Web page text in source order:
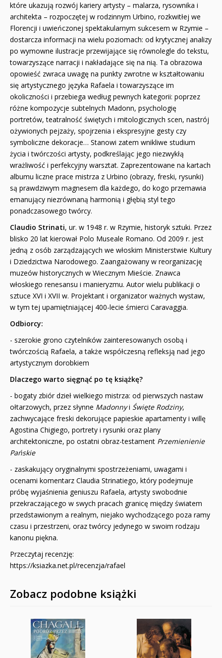
które ukazują rozwój kariery artysty – malarza, rysownika i
architekta – rozpoczętej w rodzinnym Urbino, rozkwitłej we
Florencji i uwieńczonej spektakularnym sukcesem w Rzymie –
dostarcza informacji na wielu poziomach: od krytycznej analizy
po wymowne ilustracje przewijające się równolegle do tekstu,
towarzyszące narracji i nakładające się na nią. Ta obrazowa
opowieść zwraca uwagę na punkty zwrotne w kształtowaniu
się artystycznego języka Rafaela i towarzyszące im
okoliczności i przebiega według pewnych kategorii: poprzez
różne kompozycje subtelnych Madonn, psychologię
portretów, teatralność świętych i mitologicznych scen, nastrój
ożywionych pejzaży, spojrzenia i ekspresyjne gesty czy
symboliczne dekoracje… Stanowi zatem wnikliwe studium
życia i twórczości artysty, podkreślając jego niezwykłą
wrażliwość i perfekcyjny warsztat. Zaprezentowane na kartach
albumu liczne prace mistrza z Urbino (obrazy, freski, rysunki)
są prawdziwym magnesem dla każdego, do kogo przemawia
emanujący niezrównaną harmonią i głębią styl tego
ponadczasowego twórcy.
Claudio Strinati, ur. w 1948 r. w Rzymie, historyk sztuki. Przez
blisko 20 lat kierował Polo Museale Romano. Od 2009 r. jest
jedną z osób zarządzających we włoskim Ministerstwie Kultury
i Dziedzictwa Narodowego. Zaangażowany w reorganizację
muzeów historycznych w Wiecznym Mieście. Znawca
włoskiego renesansu i manieryzmu. Autor wielu publikacji o
sztuce XVI i XVII w. Projektant i organizator ważnych wystaw,
w tym tej upamiętniającej 400-lecie śmierci Caravaggia.
Odbiorcy:
- szerokie grono czytelników zainteresowanych osobą i
twórczością Rafaela, a także współczesną refleksją nad jego
artystycznym dorobkiem
Dlaczego warto sięgnąć po tę książkę?
- bogaty zbiór dzieł wielkiego mistrza: od pierwszych nastaw
ołtarzowych, przez słynne Madonnyi Święte Rodziny,
zachwycające freski dekorujące papieskie apartamenty i willę
Agostina Chigiego, portrety i rysunki oraz plany
architektoniczne, po ostatni obraz-testament Przemienienie
Pańskie
- zaskakujący oryginalnymi spostrzeżeniami, uwagami i
ocenami komentarz Claudia Strinatiego, który podejmuje
próbę wyjaśnienia geniuszu Rafaela, artysty swobodnie
przekraczającego w swych pracach granicę między światem
przedstawionym a realnym, niejako wychodzącego poza ramy
czasu i przestrzeni, oraz twórcy jedynego w swoim rodzaju
kanonu piękna.
Przeczytaj recenzję:
https://ksiazka.net.pl/recenzja/rafael
Zobacz podobne książki